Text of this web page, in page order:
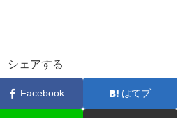
シェアする
Facebook はてブ